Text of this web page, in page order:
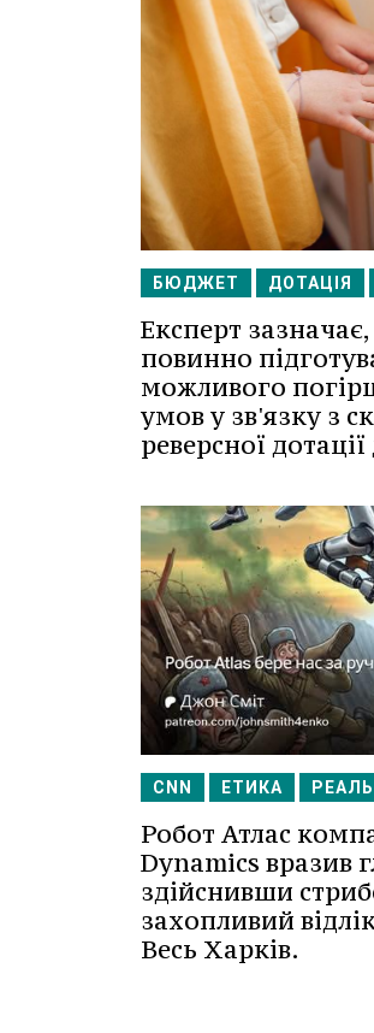
БЮДЖЕТ ДОТАЦІЯ
Експерт
повинно
можливого
умов у зв'язку з
реверсної
CNN ЕТИКА
Робот Атлас
Dynamics вразив
здійснивши
захопливий
Весь Харків.